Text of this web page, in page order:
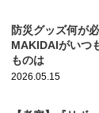
防災グッズ何が
MAKIDAIがいつ
ものは
2026.05.15